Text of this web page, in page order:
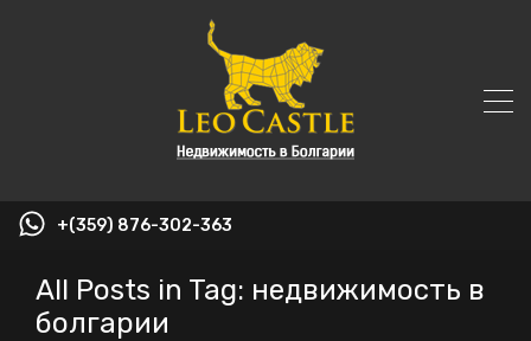
+(359) 876-302-363
All Posts in Tag: недвижимость в
болгарии